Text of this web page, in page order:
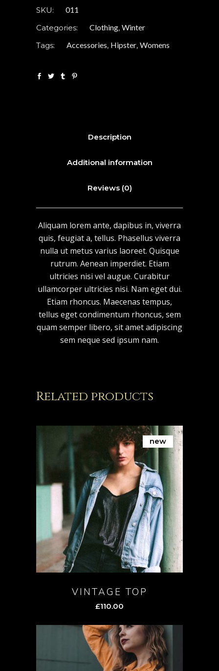
SKU:
011
Categories:
Clothing, Winter
Tags:
Accessories, Hipster, Womens
Description
Additional information
Reviews (0)
Aliquam lorem ante, dapibus in, viverra
quis, feugiat a, tellus. Phasellus viverra
nulla ut metus varius laoreet. Quisque
rutrum. Aenean imperdiet. Etiam
ultricies nisi vel augue. Curabitur
ullamcorper ultricies nisi. Nam eget dui.
Etiam rhoncus. Maecenas tempus,
tellus eget condimentum rhoncus, sem
quam semper libero, sit amet adipiscing
sem neque sed ipsum nam.
Related products
new
VINTAGE TOP
£110.00